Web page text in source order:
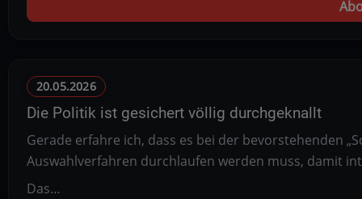
20.05.2026
Die Politik ist gesichert völlig durchgeknallt
Gerade erfahre ich, dass es bei der bevorstehenden
Auswahlverfahren durchlaufen werden muss, damit
Das…